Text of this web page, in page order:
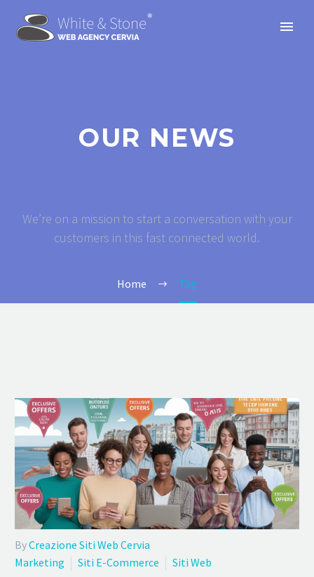
OUR NEWS
We’re on a mission to start a conversation with your
customers in this fast connected world.
Home Tag
ByCreazione Siti Web Cervia
Marketing
Siti E-Commerce Siti Web